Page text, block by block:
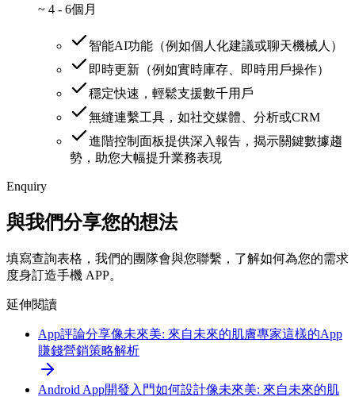
~ 4 - 6個月
智能AI功能（例如個人化建議或聊天機械人）
即時更新（例如實時庫存、即時用戶操作）
穩定快速，輕鬆支援數千用戶
無縫連繫工具，如社交媒體、分析或CRM
進階控制面板提供深入報告，揭示關鍵數據趨
勢，助您大幅提升業務表現
Enquiry
與我們分享您的想法
填寫查詢表格，我們的團隊會與您聯繫，了解如何為您的需求
度身訂造手機 APP。
延伸閱讀
App評論分享像未來美: 來自未來的肌膚專家這樣的App
賺錢營銷策略解析
Android App開發入門如何設計像未來美: 來自未來的肌